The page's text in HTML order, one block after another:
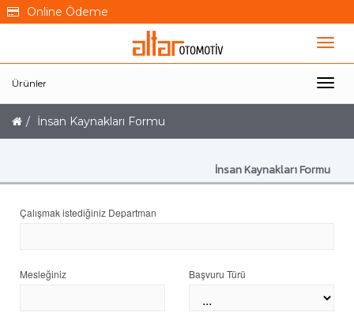
Online Ödeme
Ürünler
İnsan Kaynakları Formu
İnsan Kaynakları Formu
Çalışmak istediğiniz Departman
Mesleğiniz Başvuru Türü